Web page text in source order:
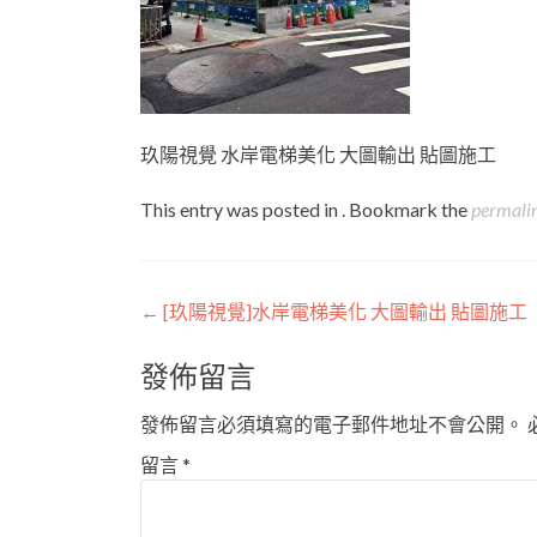
玖陽視覺 水岸電梯美化 大圖輸出 貼圖施工
This entry was posted in . Bookmark the
Post
navigation
← [玖陽視覺]水岸電梯美化 大圖輸出 貼圖施工
發佈留言
發佈留言必須填寫的電子郵件地址不會公開。
留言*